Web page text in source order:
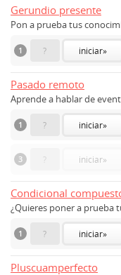
Gerundio presente
Pon a prueba tus
1 ? iniciar»
Pasado remoto
Aprende a hablar de
1 ? iniciar»
3 ? iniciar»
Condicional
¿Quieres poner a prueba
1 ? iniciar»
Pluscuamperfecto